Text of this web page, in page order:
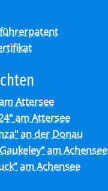
Attersee
am Attersee
an der Donau
am Achensee
am Achensee